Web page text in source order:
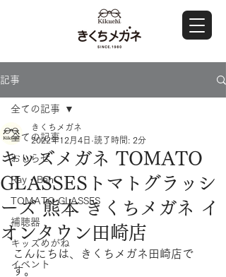
記事
全ての記事
おしらせ
Ray・Ban
TOMATO GLASSES
補聴器
キッズめがね
イベント
全ての記事
キッズメガネ TOMATO
GLASSESトマトグラッシ
ーズ 熊本 きくちメガネ イ
オンタウン田崎店
きくちメガネ
2022年12月4日 読了時間: 2分
こんにちは、きくちメガネ田崎店で
す。